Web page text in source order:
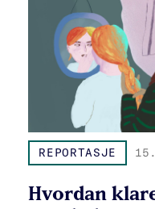
REPORTASJE
Hvordan